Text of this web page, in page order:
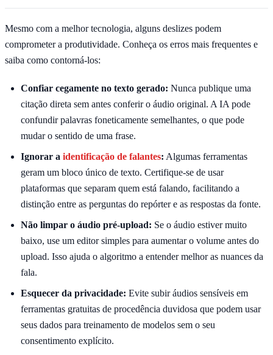
Mesmo com a melhor tecnologia, alguns deslizes podem
comprometer a produtividade. Conheça os erros mais frequentes e
saiba como contorná-los:
Confiar cegamente no texto gerado: Nunca publique uma
citação direta sem antes conferir o áudio original. A IA pode
confundir palavras foneticamente semelhantes, o que pode
mudar o sentido de uma frase.
Ignorar a identificação de falantes: Algumas ferramentas
geram um bloco único de texto. Certifique-se de usar
plataformas que separam quem está falando, facilitando a
distinção entre as perguntas do repórter e as respostas da fonte.
Não limpar o áudio pré-upload: Se o áudio estiver muito
baixo, use um editor simples para aumentar o volume antes do
upload. Isso ajuda o algoritmo a entender melhor as nuances da
fala.
Esquecer da privacidade: Evite subir áudios sensíveis em
ferramentas gratuitas de procedência duvidosa que podem usar
seus dados para treinamento de modelos sem o seu
consentimento explícito.